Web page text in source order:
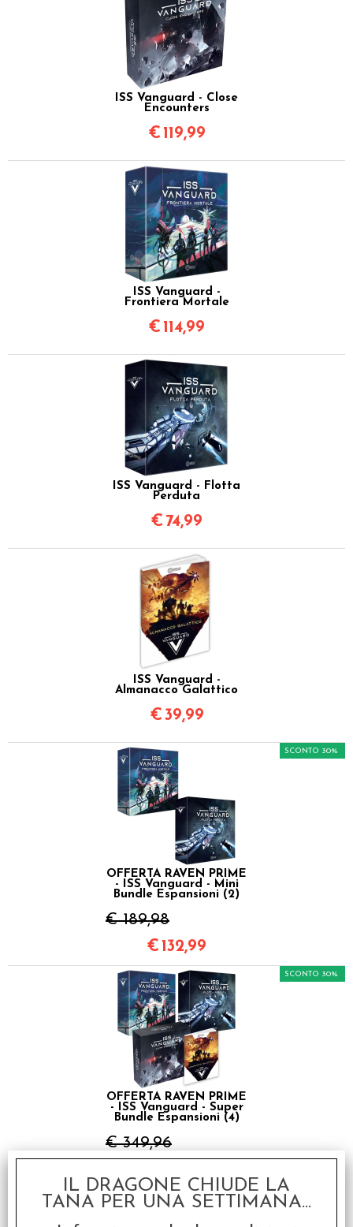
ISS Vanguard - Close
Encounters
€ 119,99
ISS Vanguard -
Frontiera Mortale
€ 114,99
ISS Vanguard - Flotta
Perduta
€ 74,99
ISS Vanguard -
Almanacco Galattico
€39,99
OFFERTA RAVEN PRIME
- ISS Vanguard - Mini
Bundle Espansioni (2)
€ 189,98
SCONTO 30%
€ 132,99
OFFERTA RAVEN PRIME
- ISS Vanguard - Super
Bundle Espansioni (4)
€ 349,96
SCONTO 30%
IL DRAGONE CHIUDE LA
TANA PER UNA SETTIMANA...